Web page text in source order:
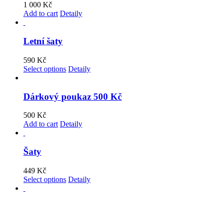
1 000 Kč
Add to cart Detaily
Letní šaty
590 Kč
Select options Detaily
Dárkový poukaz 500 Kč
500 Kč
Add to cart Detaily
Šaty
449 Kč
Select options Detaily